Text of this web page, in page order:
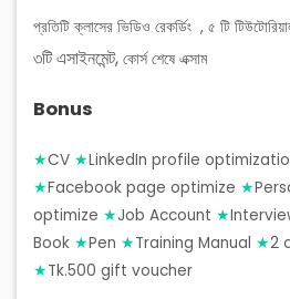
প্রতিটি ক্লাসের ভিডিও রেকর্ডিং , ৫ টি
৩টি এসাইনমেন্ট, কোর্স শেষে এক্সাম
Bonus
★CV ★LinkedIn profile
★Facebook page optimize ★
optimize ★Job Account ★
Book ★Pen ★Training Manual ★2
★Tk.500 gift voucher